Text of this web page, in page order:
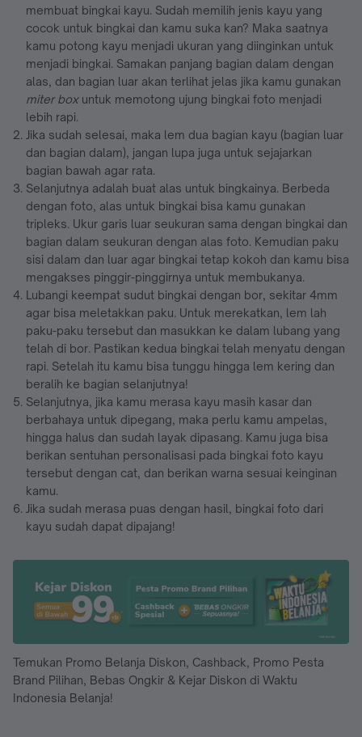
membuat bingkai kayu. Sudah memilih jenis kayu yang
cocok untuk bingkai dan kamu suka kan? Maka saatnya
kamu potong kayu menjadi ukuran yang diinginkan untuk
menjadi bingkai. Samakan panjang bagian dalam dengan
alas, dan bagian luar akan terlihat jelas jika kamu gunakan
miter box untuk memotong ujung bingkai foto menjadi
lebih rapi.
Jika sudah selesai, maka lem dua bagian kayu (bagian luar
dan bagian dalam), jangan lupa juga untuk sejajarkan
bagian bawah agar rata.
Selanjutnya adalah buat alas untuk bingkainya. Berbeda
dengan foto, alas untuk bingkai bisa kamu gunakan
tripleks. Ukur garis luar seukuran sama dengan bingkai dan
bagian dalam seukuran dengan alas foto. Kemudian paku
sisi dalam dan luar agar bingkai tetap kokoh dan kamu bisa
mengakses pinggir-pinggirnya untuk membukanya.
Lubangi keempat sudut bingkai dengan bor, sekitar 4mm
agar bisa meletakkan paku. Untuk merekatkan, lem lah
paku-paku tersebut dan masukkan ke dalam lubang yang
telah di bor. Pastikan kedua bingkai telah menyatu dengan
rapi. Setelah itu kamu bisa tunggu hingga lem kering dan
beralih ke bagian selanjutnya!
Selanjutnya, jika kamu merasa kayu masih kasar dan
berbahaya untuk dipegang, maka perlu kamu ampelas,
hingga halus dan sudah layak dipasang. Kamu juga bisa
berikan sentuhan personalisasi pada bingkai foto kayu
tersebut dengan cat, dan berikan warna sesuai keinginan
kamu.
Jika sudah merasa puas dengan hasil, bingkai foto dari
kayu sudah dapat dipajang!
Temukan Promo Belanja Diskon, Cashback, Promo Pesta
Brand Pilihan, Bebas Ongkir & Kejar Diskon di Waktu
Indonesia Belanja!